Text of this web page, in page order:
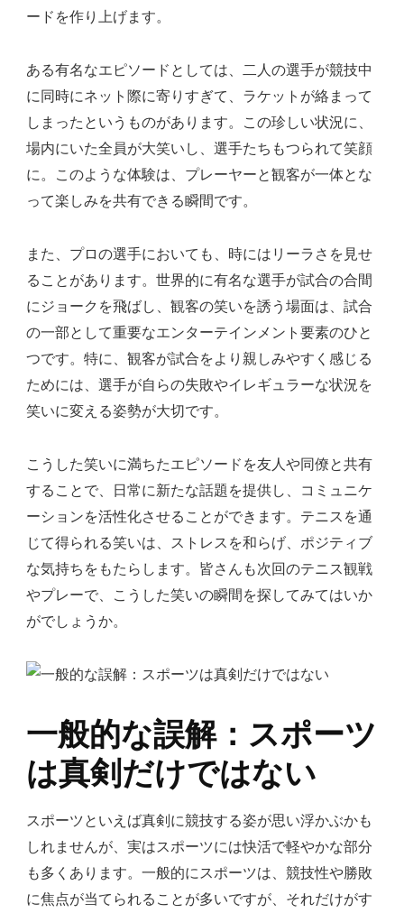
ードを作り上げます。
ある有名なエピソードとしては、二人の選手が競技中
に同時にネット際に寄りすぎて、ラケットが絡まって
しまったというものがあります。この珍しい状況に、
場内にいた全員が大笑いし、選手たちもつられて笑顔
に。このような体験は、プレーヤーと観客が一体とな
って楽しみを共有できる瞬間です。
また、プロの選手においても、時にはリーラさを見せ
ることがあります。世界的に有名な選手が試合の合間
にジョークを飛ばし、観客の笑いを誘う場面は、試合
の一部として重要なエンターテインメント要素のひと
つです。特に、観客が試合をより親しみやすく感じる
ためには、選手が自らの失敗やイレギュラーな状況を
笑いに変える姿勢が大切です。
こうした笑いに満ちたエピソードを友人や同僚と共有
することで、日常に新たな話題を提供し、コミュニケ
ーションを活性化させることができます。テニスを通
じて得られる笑いは、ストレスを和らげ、ポジティブ
な気持ちをもたらします。皆さんも次回のテニス観戦
やプレーで、こうした笑いの瞬間を探してみてはいか
がでしょうか。
一般的な誤解：スポーツ
は真剣だけではない
スポーツといえば真剣に競技する姿が思い浮かぶかも
しれませんが、実はスポーツには快活で軽やかな部分
も多くあります。一般的にスポーツは、競技性や勝敗
に焦点が当てられることが多いですが、それだけがす